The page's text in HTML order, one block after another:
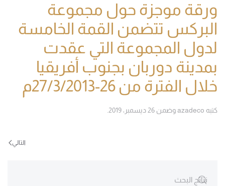
ورقة موجزة حول مجموعة
البركس تتضمن القمة الخامسة
لدول المجموعة التي عقدت
بمدينة دوربان بجنوب أفريقيا
خلال الفترة من 26-27/3/2013م
كتبه azadecoوضمن 26 ديسمبر، 2019
التالي